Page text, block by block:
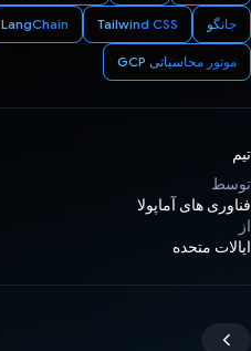
جانگو Tailwind CSS
LangChain
موتور محاسباتی GCP
تیم
توسط
فناوری های آماپولا
از
ایالات متحده